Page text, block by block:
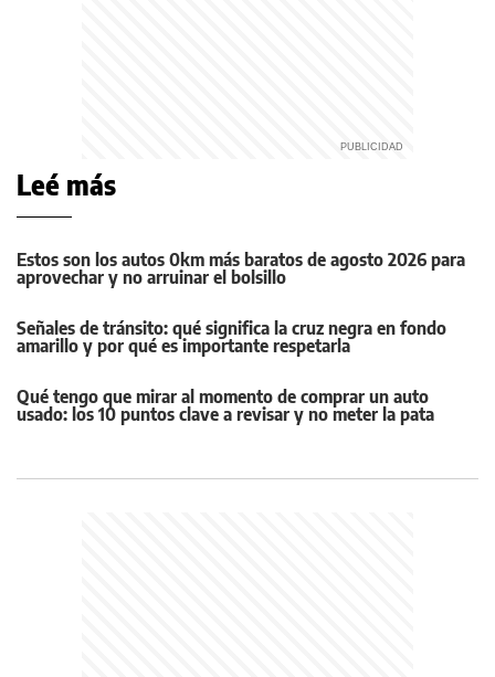
Leé más
Estos son los autos 0km más baratos de agosto 2026 para
aprovechar y no arruinar el bolsillo
Señales de tránsito: qué significa la cruz negra en fondo
amarillo y por qué es importante respetarla
Qué tengo que mirar al momento de comprar un auto
usado: los 10 puntos clave a revisar y no meter la pata